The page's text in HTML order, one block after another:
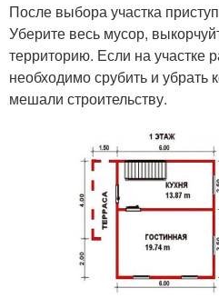
После выбора участка
Уберите весь мусор,
территорию. Если на участке
необходимо срубить и убрать
мешали строительству.